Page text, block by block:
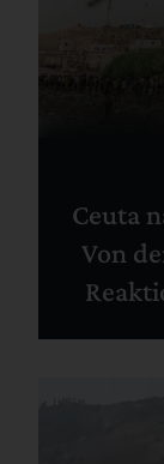
Ceuta
Von